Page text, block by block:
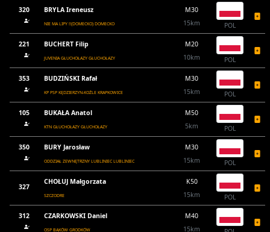
320 BRYLA Ireneusz
NIE MA LIPY !!(DOMECKO) DOMECKO
M30
15km
POL
221 BUCHERT Filip
JUVENIA GŁUCHOŁAZY GŁUCHOŁAZY
M20
10km
POL
353 BUDZIŃSKI Rafał
KP PSP KĘDZIERZYN-KOŹLE KRAPKOWICE
M30
15km
POL
105 BUKAŁA Anatol
KTN GŁUCHOŁAZY GŁUCHOŁAZY
M50
5km
POL
350 BURY Jarosław
ODDZIAŁ ZEWNĘTRZNY LUBLINIEC LUBLINIEC
M30
15km
POL
327
CHOŁUJ Małgorzata
SZCZODRE
K50
15km
POL
312 CZARKOWSKI Daniel
OSP BĄKÓW GRODKÓW
M40
15km